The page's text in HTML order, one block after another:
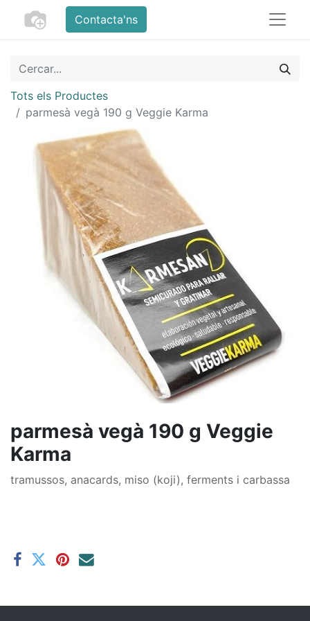
Contacta'ns
Tots els Productes
parmesà vegà 190 g Veggie Karma
parmesà vegà 190 g Veggie
Karma
tramussos, anacards, miso (koji), ferments i carbassa